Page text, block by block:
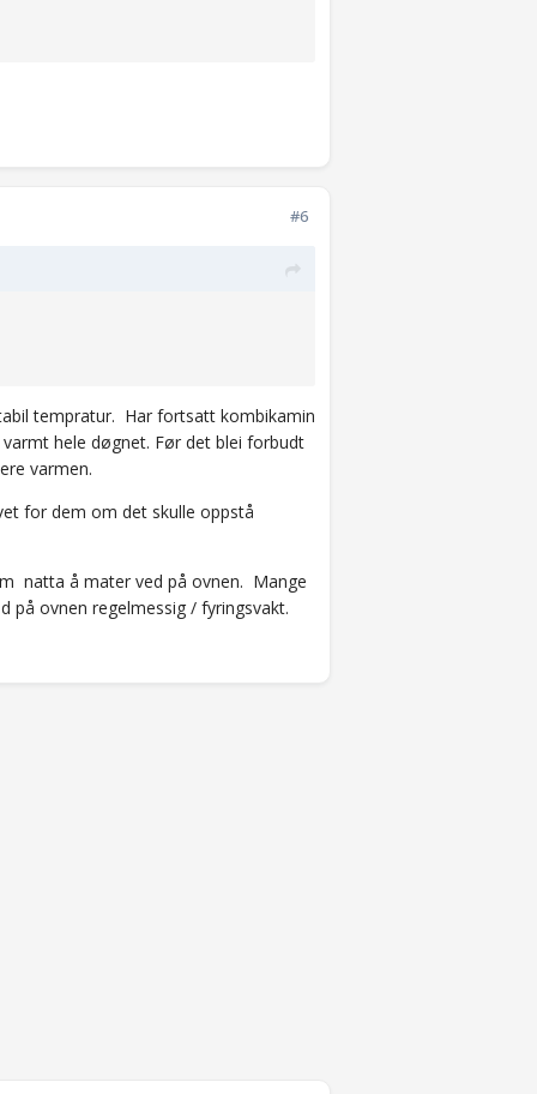
#6
tempratur. Har fortsatt kombikamin
hele døgnet. Før det blei forbudt
varmen.
for dem om det skulle oppstå
natta å mater ved på ovnen. Mange
på ovnen regelmessig / fyringsvakt.